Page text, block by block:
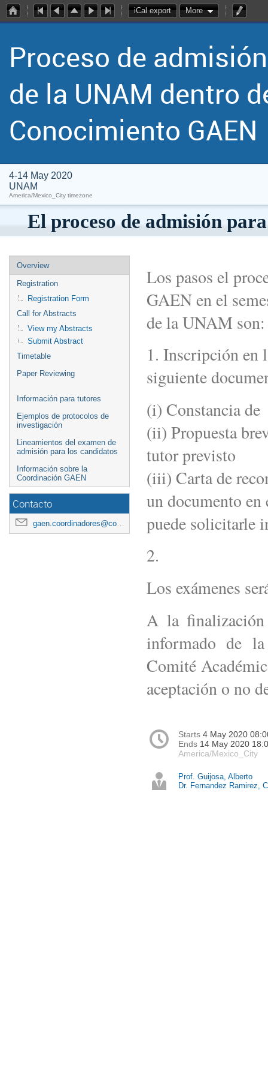
iCal export More
Proceso de
de la UNAM dentro
Conocimiento GAEN
4-14 May 2020
UNAM
America/Mexico_City timezone
El proceso de admisión
Overview
Registration
Registration Form
Call for Abstracts
View my Abstracts
Submit Abstract
Timetable
Paper Reviewing
Información para tutores
Ejemplos de protocolos de
investigación
Lineamientos del examen de
admisión para los candidatos
Información sobre la
Coordinación GAEN
Contacto
gaen.coordinadores@correo.nucleares.unam.mx
Los pasos el
GAEN en el
de la UNAM son:
1. Inscripción en
siguiente
(i) Constancia de
(ii) Propuesta
tutor previsto
(iii) Carta de
un documento
puede solicitarle
2.
Los exámenes
A la
informado de
Comité
aceptación o no
Starts 4 May 2020
Ends 14 May 2020
America/Mexico_City
Prof. Guijosa, Alberto
Dr. Fernandez Ramirez,